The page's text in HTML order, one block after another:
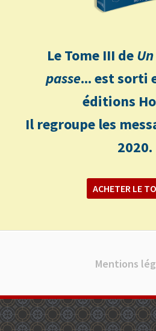
Le Tome III de
passe... est sorti
éditions
Il regroupe les
2020.
ACHETER LE
Mentions